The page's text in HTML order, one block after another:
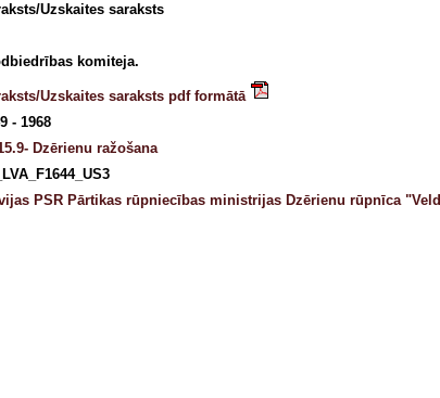
Uzskaites saraksts
komiteja.
Uzskaites saraksts pdf formātā
- 1968
Dzērienu ražošana
PSR Pārtikas rūpniecības ministrijas Dzērienu rūpnīca